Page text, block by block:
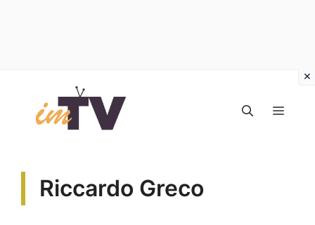
contenuto
Riccardo Greco